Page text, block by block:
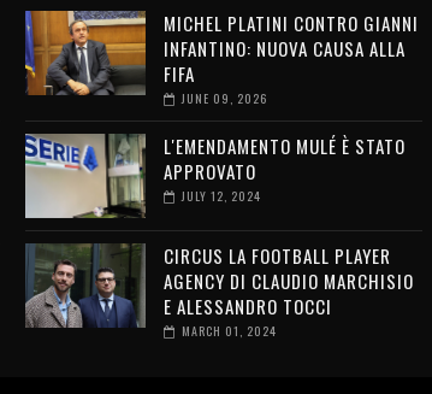
MICHEL PLATINI CONTRO GIANNI
INFANTINO: NUOVA CAUSA ALLA
FIFA
JUNE 09, 2026
L'EMENDAMENTO MULÉ È STATO
APPROVATO
JULY 12, 2024
CIRCUS LA FOOTBALL PLAYER
AGENCY DI CLAUDIO MARCHISIO
E ALESSANDRO TOCCI
MARCH 01, 2024